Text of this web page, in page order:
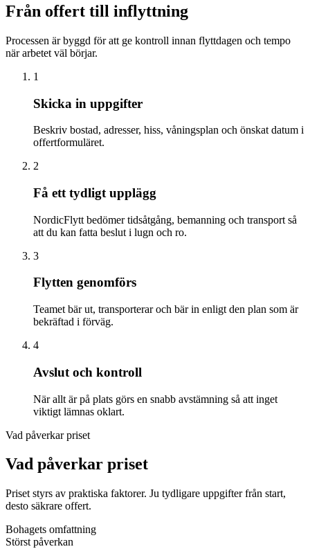
Från offert till inflyttning
Processen är byggd för att ge kontroll innan flyttdagen och tempo
när arbetet väl börjar.
1
Skicka in uppgifter
Beskriv bostad, adresser, hiss, våningsplan och önskat datum i
offertformuläret.
2
Få ett tydligt upplägg
NordicFlytt bedömer tidsåtgång, bemanning och transport så
att du kan fatta beslut i lugn och ro.
3
Flytten genomförs
Teamet bär ut, transporterar och bär in enligt den plan som är
bekräftad i förväg.
4
Avslut och kontroll
När allt är på plats görs en snabb avstämning så att inget
viktigt lämnas oklart.
Vad påverkar priset
Vad påverkar priset
Priset styrs av praktiska faktorer. Ju tydligare uppgifter från start,
desto säkrare offert.
Bohagets omfattning
Störst påverkan